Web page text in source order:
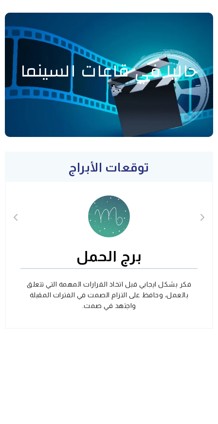
حاليا في قاعات السينما
توقعات الأبراج
برج الحمل
فكر بشكل ايجابي قبل اتخاذ القرارات المهمة التي تتعلق
بالعمل، وحافظ على التزام الصمت في الفترات المقبلة
واجتهد في صمت.